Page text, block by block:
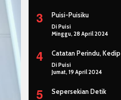
3 Puisi-Puisiku
Di Puisi
Minggu, 28 April 2024
4 Catatan Perindu, Kedip
Di Puisi
Jumat, 19 April 2024
5 Sepersekian Detik